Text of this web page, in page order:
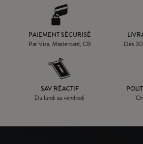
PAIEMENT SÉCURISÉ
Par Visa, Mastercard, CB
Dès
SAV RÉACTIF
Du lundi au vendredi